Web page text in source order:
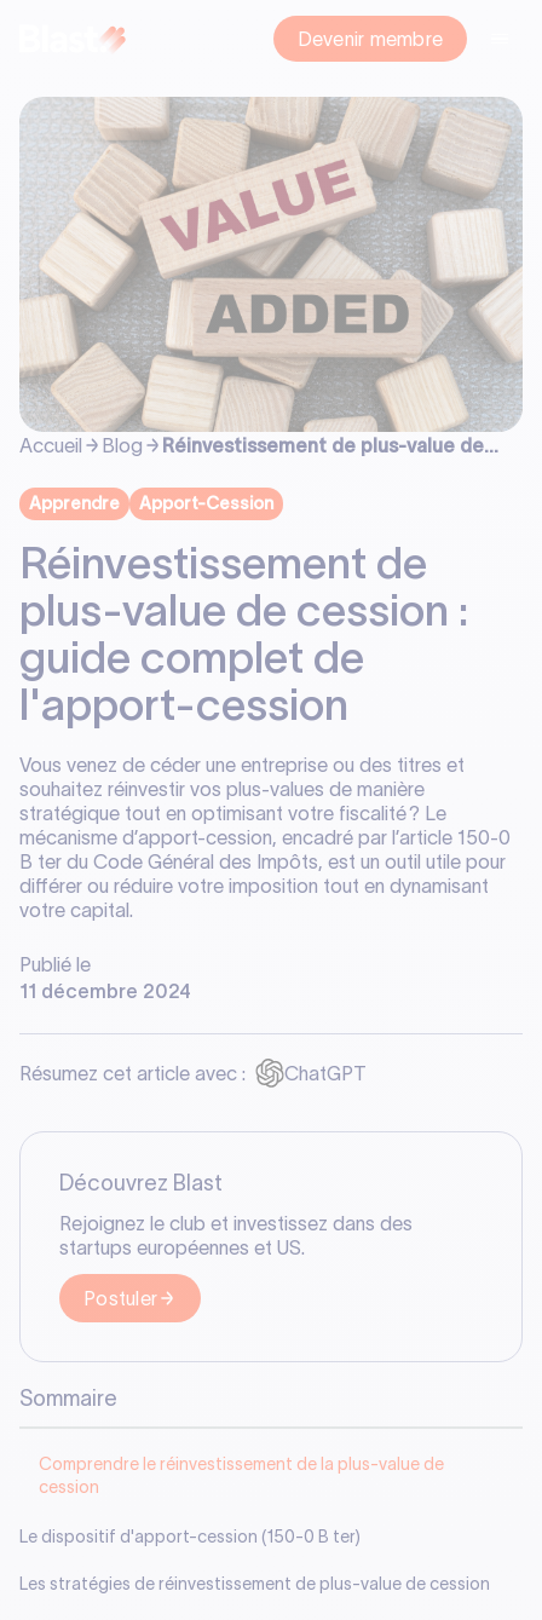
Devenir membre
Accueil Blog
Réinvestissement de plus-value de
cession
Apprendre Apport-Cession
Réinvestissement de
plus-value de cession :
guide complet de
l'apport-cession
Vous venez de céder une entreprise ou des titres et
souhaitez réinvestir vos plus-values de manière
stratégique tout en optimisant votre fiscalité ? Le
mécanisme d’apport-cession, encadré par l’article 150-0
B ter du Code Général des Impôts, est un outil utile pour
différer ou réduire votre imposition tout en dynamisant
votre capital.
Publié le
11 décembre 2024
Résumez cet article avec : ChatGPT
Découvrez Blast
Rejoignez le club et investissez dans des
startups européennes et US.
Postuler
Sommaire
Comprendre le réinvestissement de la plus-value de
cession
Le dispositif d'apport-cession (150-0 B ter)
Les stratégies de réinvestissement de plus-value de cession